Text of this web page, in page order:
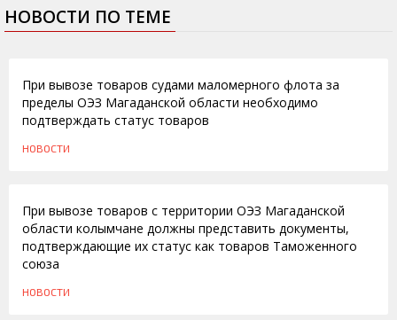
НОВОСТИ ПО ТЕМЕ
При вывозе товаров судами маломерного флота за
пределы ОЭЗ Магаданской области необходимо
подтверждать статус товаров
НОВОСТИ
При вывозе товаров с территории ОЭЗ Магаданской
области колымчане должны представить документы,
подтверждающие их статус как товаров Таможенного
союза
НОВОСТИ